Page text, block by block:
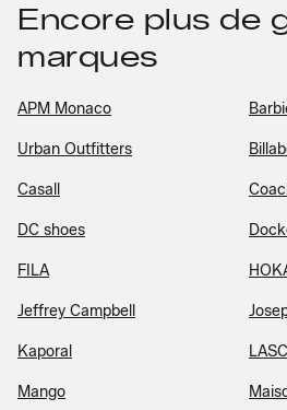
Encore plus de
marques
APM Monaco
Urban Outfitters
Casall
DC shoes
FILA
Jeffrey Campbell
Kaporal
Mango